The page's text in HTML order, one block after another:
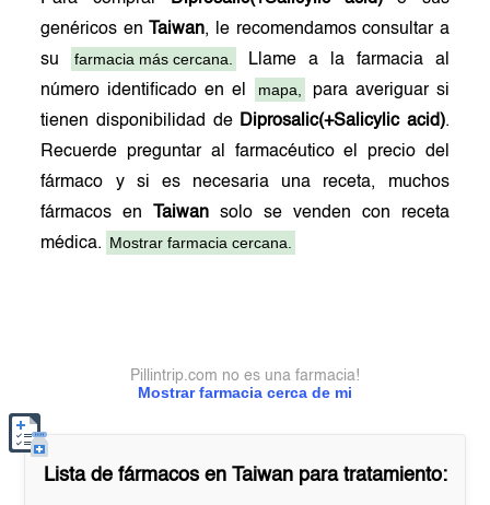
genéricos en
Taiwan, le recomendamos consultar a
su
farmacia más cercana.
Llame a la farmacia al
número identificado en el
mapa,
para averiguar si
tienen disponibilidad de Diprosalic(+Salicylic acid).
Recuerde preguntar al farmacéutico el precio del
fármaco y si es necesaria una receta, muchos
fármacos en
Taiwan solo se venden con receta
médica. Mostrar farmacia cercana.
Mostrar farmacia cerca de mi
Pillintrip.com no es una farmacia!
Lista de fármacos en Taiwanpara tratamiento: